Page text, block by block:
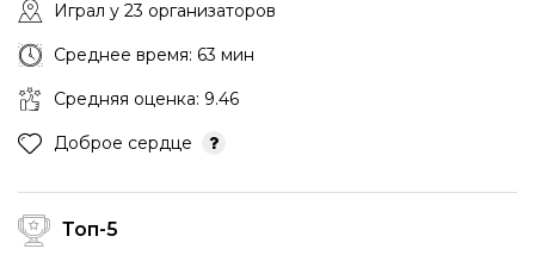
Играл у 23 организаторов
Среднее время: 63 мин
Средняя оценка: 9.46
Доброе сердце
Топ-5